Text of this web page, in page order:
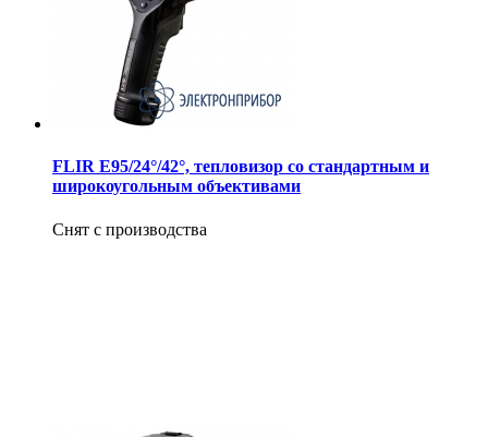
FLIR E95/24°/42°, тепловизор со стандартным и
широкоугольным объективами
Снят с производства